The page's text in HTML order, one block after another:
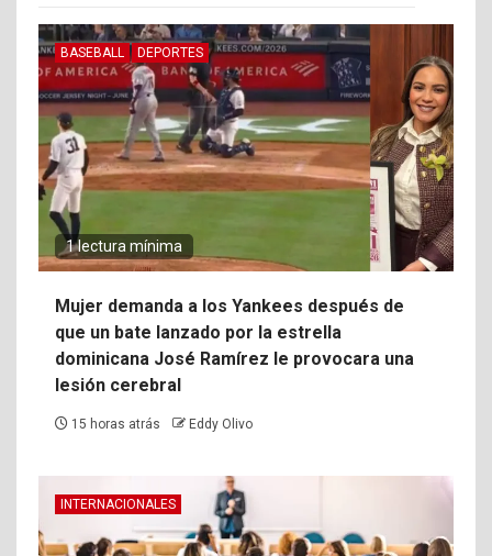
BASEBALL DEPORTES
1 lectura mínima
Mujer demanda a los Yankees después de
que un bate lanzado por la estrella
dominicana José Ramírez le provocara una
lesión cerebral
15 horas atrás Eddy Olivo
INTERNACIONALES